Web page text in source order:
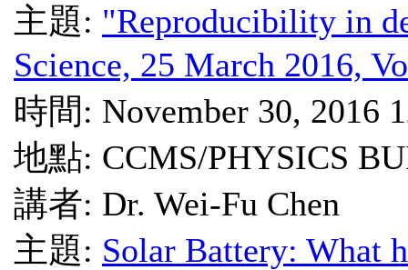
主題: "Reproducibility in
Science, 25 March 2016,
時間: November 30, 2016
地點: CCMS/PHYSICS
講者: Dr. Wei-Fu Chen
主題: Solar Battery: What